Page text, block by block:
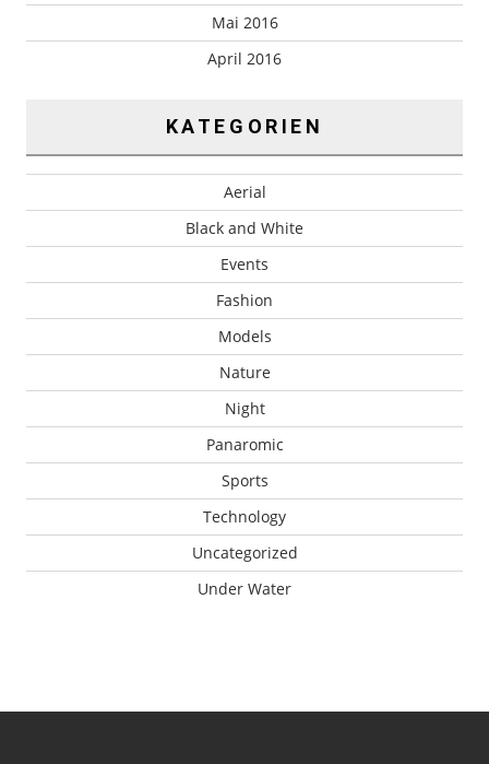
Mai 2016
April 2016
KATEGORIEN
Aerial
Black and White
Events
Fashion
Models
Nature
Night
Panaromic
Sports
Technology
Uncategorized
Under Water